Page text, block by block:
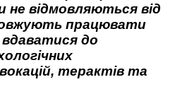
не відмовляються від
працювати
до
терактів та